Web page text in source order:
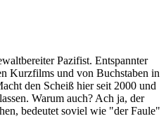
Pazifist. Entspannter
Kurzfilms und von Buchstaben in
den Scheiß hier seit 2000 und
Warum auch? Ach ja, der
bedeutet soviel wie "der Faule"